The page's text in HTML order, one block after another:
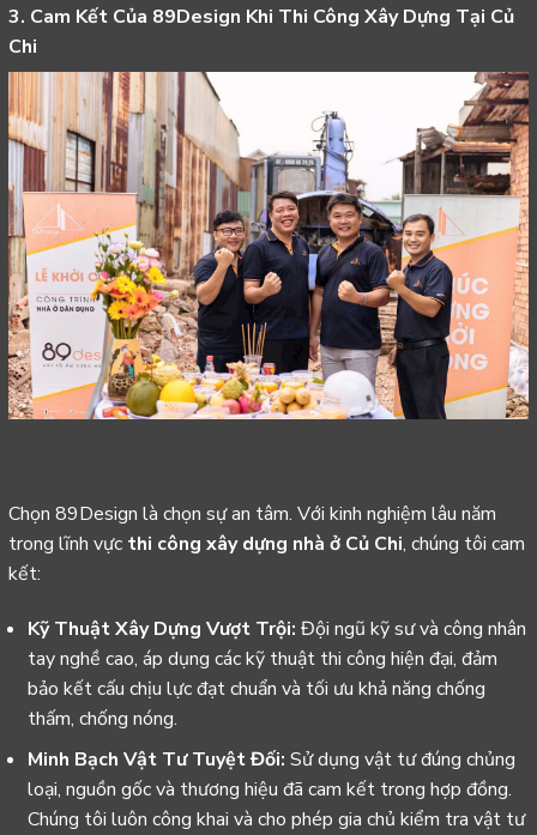
3. Cam Kết Của 89Design Khi Thi Công Xây Dựng Tại Củ
Chi
Chọn 89Design là chọn sự an tâm. Với kinh nghiệm lâu năm
trong lĩnh vực thi công xây dựng nhà ở Củ Chi, chúng tôi cam
kết:
Kỹ Thuật Xây Dựng Vượt Trội: Đội ngũ kỹ sư và công nhân
tay nghề cao, áp dụng các kỹ thuật thi công hiện đại, đảm
bảo kết cấu chịu lực đạt chuẩn và tối ưu khả năng chống
thấm, chống nóng.
Minh Bạch Vật Tư Tuyệt Đối: Sử dụng vật tư đúng chủng
loại, nguồn gốc và thương hiệu đã cam kết trong hợp đồng.
Chúng tôi luôn công khai và cho phép gia chủ kiểm tra vật tư